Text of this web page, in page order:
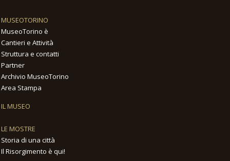
MUSEOTORINO
MuseoTorino è
Cantieri e Attività
Struttura e contatti
Partner
Archivio MuseoTorino
Area Stampa
IL MUSEO
LE MOSTRE
Storia di una città
Il Risorgimento è qui!